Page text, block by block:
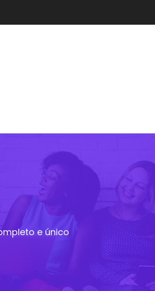
e único